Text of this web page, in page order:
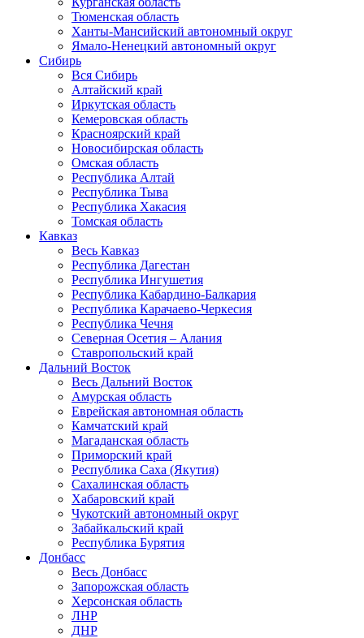
Тюменская область
Ханты-Мансийский автономный округ
Ямало-Ненецкий автономный округ
Сибирь
Вся Сибирь
Алтайский край
Иркутская область
Кемеровская область
Красноярский край
Новосибирская область
Омская область
Республика Алтай
Республика Тыва
Республика Хакасия
Томская область
Кавказ
Весь Кавказ
Республика Дагестан
Республика Ингушетия
Республика Кабардино-Балкария
Республика Карачаево-Черкесия
Республика Чечня
Северная Осетия – Алания
Ставропольский край
Дальний Восток
Весь Дальний Восток
Амурская область
Еврейская автономная область
Камчатский край
Магаданская область
Приморский край
Республика Саха (Якутия)
Сахалинская область
Хабаровский край
Чукотский автономный округ
Забайкальский край
Республика Бурятия
Донбасс
Весь Донбасс
Запорожская область
Херсонская область
ЛНР
ДНР